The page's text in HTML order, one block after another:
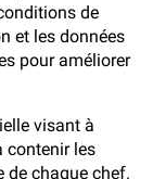
de
et les données
pour améliorer
visant à
contenir les
de chaque chef.